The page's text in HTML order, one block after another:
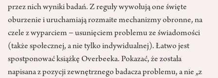
przez nich wyniki badań. Z reguły wywołują one święte
oburzenie i uruchamiają rozmaite mechanizmy obronne, na
czele z wyparciem − usunięciem problemu ze świadomości
(także społecznej, a nie tylko indywidualnej). Łatwo jest
spostponować książkę Overbeeka. Pokazać, że została
napisana z pozycji zewnętrznego badacza problemu, a nie „z